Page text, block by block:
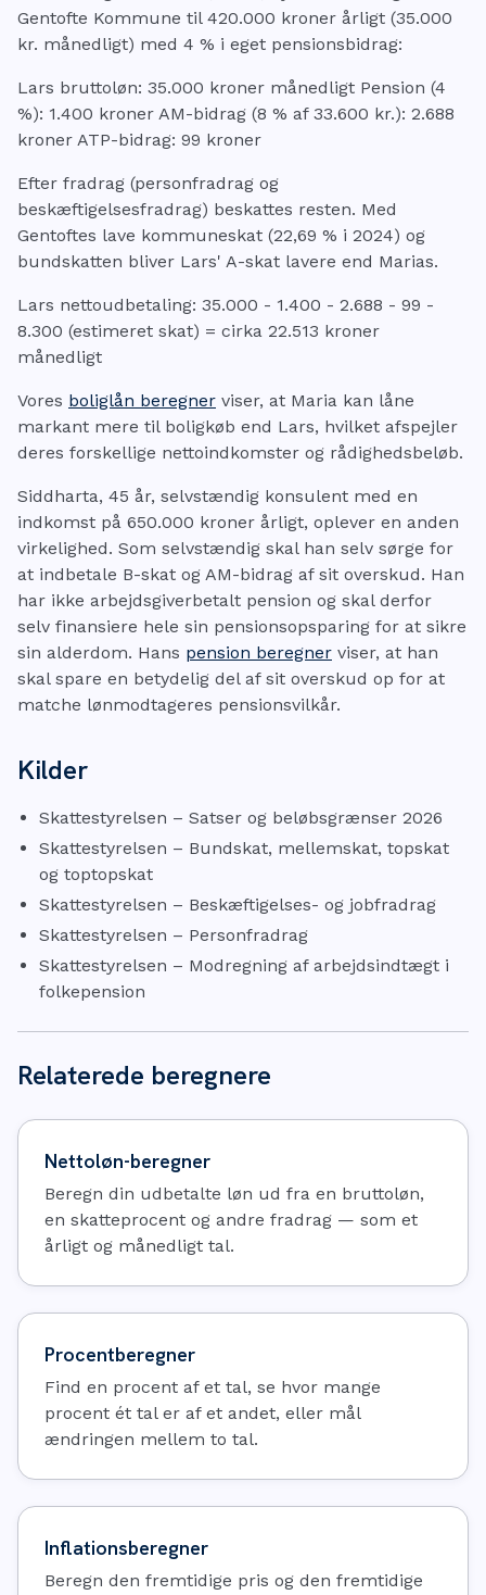
Gentofte Kommune til 420.000 kroner årligt (35.000
kr. månedligt) med 4 % i eget pensionsbidrag:
Lars bruttoløn: 35.000 kroner månedligt Pension (4
%): 1.400 kroner AM-bidrag (8 % af 33.600 kr.): 2.688
kroner ATP-bidrag: 99 kroner
Efter fradrag (personfradrag og
beskæftigelsesfradrag) beskattes resten. Med
Gentoftes lave kommuneskat (22,69 % i 2024) og
bundskatten bliver Lars' A-skat lavere end Marias.
Lars nettoudbetaling: 35.000 - 1.400 - 2.688 - 99 -
8.300 (estimeret skat) = cirka 22.513 kroner
månedligt
Vores boliglån beregner viser, at Maria kan låne
markant mere til boligkøb end Lars, hvilket afspejler
deres forskellige nettoindkomster og rådighedsbeløb.
Siddharta, 45 år, selvstændig konsulent med en
indkomst på 650.000 kroner årligt, oplever en anden
virkelighed. Som selvstændig skal han selv sørge for
at indbetale B-skat og AM-bidrag af sit overskud. Han
har ikke arbejdsgiverbetalt pension og skal derfor
selv finansiere hele sin pensionsopsparing for at sikre
sin alderdom. Hans pension beregner viser, at han
skal spare en betydelig del af sit overskud op for at
matche lønmodtageres pensionsvilkår.
Kilder
Skattestyrelsen – Satser og beløbsgrænser 2026
Skattestyrelsen – Bundskat, mellemskat, topskat
og toptopskat
Skattestyrelsen – Beskæftigelses- og jobfradrag
Skattestyrelsen – Personfradrag
Skattestyrelsen – Modregning af arbejdsindtægt i
folkepension
Relaterede beregnere
Nettoløn-beregner
Beregn din udbetalte løn ud fra en bruttoløn,
en skatteprocent og andre fradrag — som et
årligt og månedligt tal.
Procentberegner
Find en procent af et tal, se hvor mange
procent ét tal er af et andet, eller mål
ændringen mellem to tal.
Inflationsberegner
Beregn den fremtidige pris og den fremtidige